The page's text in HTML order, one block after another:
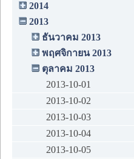
2014
2013
ธันวาคม 2013
พฤศจิกายน 2013
ตุลาคม 2013
2013-10-01
2013-10-02
2013-10-03
2013-10-04
2013-10-05